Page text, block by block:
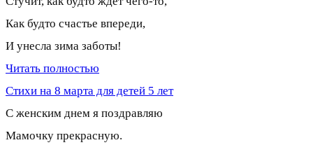
Как будто счастье впереди,
И унесла зима заботы!
Читать полностью
Стихи на 8 марта для детей 5 лет
С женским днем я поздравляю
Мамочку прекрасную.